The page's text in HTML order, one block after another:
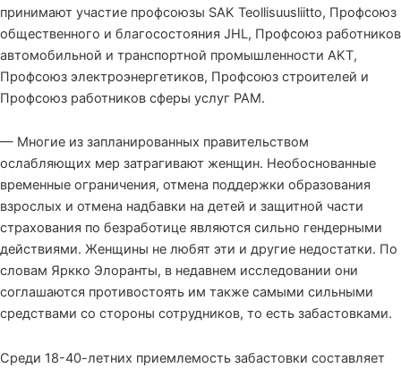
принимают участие профсоюзы SAK Teollisuusliitto, Профсоюз
общественного и благосостояния JHL, Профсоюз работников
автомобильной и транспортной промышленности AKT,
Профсоюз электроэнергетиков, Профсоюз строителей и
Профсоюз работников сферы услуг PAM.
— Многие из запланированных правительством
ослабляющих мер затрагивают женщин. Необоснованные
временные ограничения, отмена поддержки образования
взрослых и отмена надбавки на детей и защитной части
страхования по безработице являются сильно гендерными
действиями. Женщины не любят эти и другие недостатки. По
словам Яркко Элоранты, в недавнем исследовании они
соглашаются противостоять им также самыми сильными
средствами со стороны сотрудников, то есть забастовками.
Среди 18-40-летних приемлемость забастовки составляет